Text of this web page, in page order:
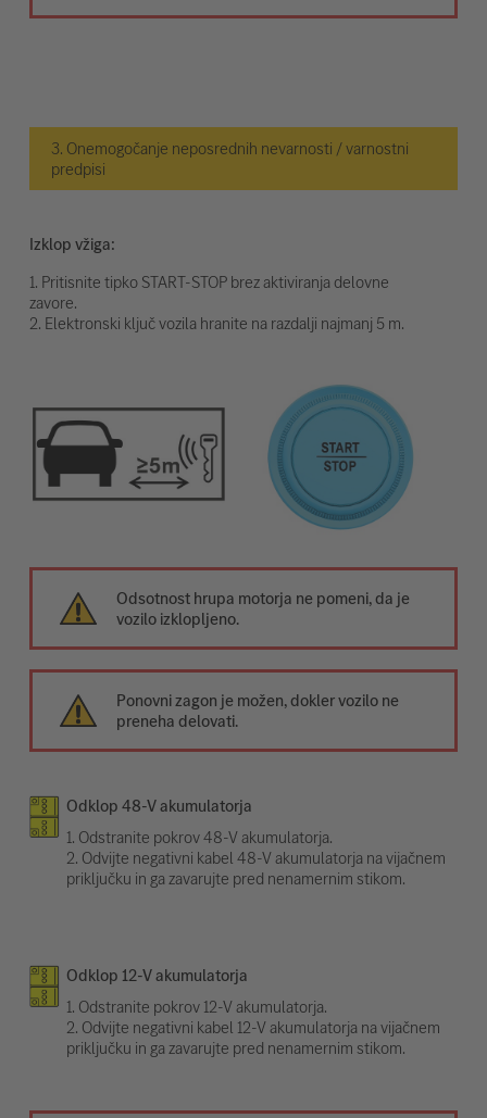
3. Onemogočanje neposrednih nevarnosti / varnostni
predpisi
Izklop vžiga:
1. Pritisnite tipko START-STOP brez aktiviranja delovne
zavore.
2. Elektronski ključ vozila hranite na razdalji najmanj 5 m.
Odsotnost hrupa motorja ne pomeni, da je
vozilo izklopljeno.
Ponovni zagon je možen, dokler vozilo ne
preneha delovati.
Odklop 48-V akumulatorja
1. Odstranite pokrov 48-V akumulatorja.
2. Odvijte negativni kabel 48-V akumulatorja na vijačnem
priključku in ga zavarujte pred nenamernim stikom.
Odklop 12-V akumulatorja
1. Odstranite pokrov 12-V akumulatorja.
2. Odvijte negativni kabel 12-V akumulatorja na vijačnem
priključku in ga zavarujte pred nenamernim stikom.